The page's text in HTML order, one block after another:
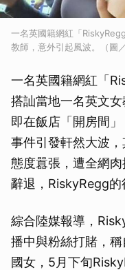
一名英國籍網紅「
教師，意外引起風波。（圖
一名英國籍網紅「
搭訕當地一名英文
即在飯店「開房間」
事件引發軒然大波
態度囂張，遭全網
辭退，RiskyRegg的
綜合陸媒報導，
播中與粉絲打賭，
國女，5月下旬